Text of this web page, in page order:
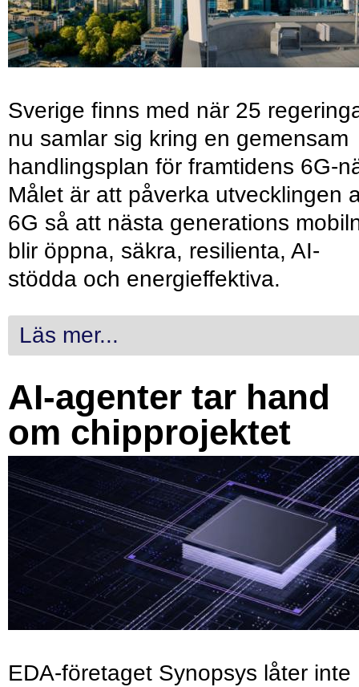
Sverige finns med när 25
nu samlar sig kring en gemensam
handlingsplan för framtidens 6G-
Målet är att påverka utvecklingen
6G så att nästa generations
blir öppna, säkra, resilienta, AI-
stödda och energieffektiva.
Läs mer...
AI-agenter tar hand
om chipprojektet
EDA-företaget Synopsys låter inte